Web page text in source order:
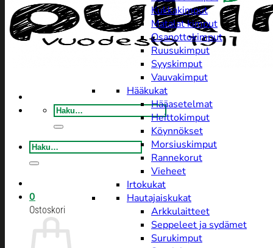
Etsi:
Etsi:
0
Ostoskori
Kukkakimput
Matalat kimput
Osanottokimput
Ruusukimput
Syyskimput
Vauvakimput
Hääkukat
Hääasetelmat
Heittokimput
Köynnökset
Morsiuskimput
Rannekorut
Vieheet
Irtokukat
Hautajaiskukat
Arkkulaitteet
Seppeleet ja sydämet
Surukimput